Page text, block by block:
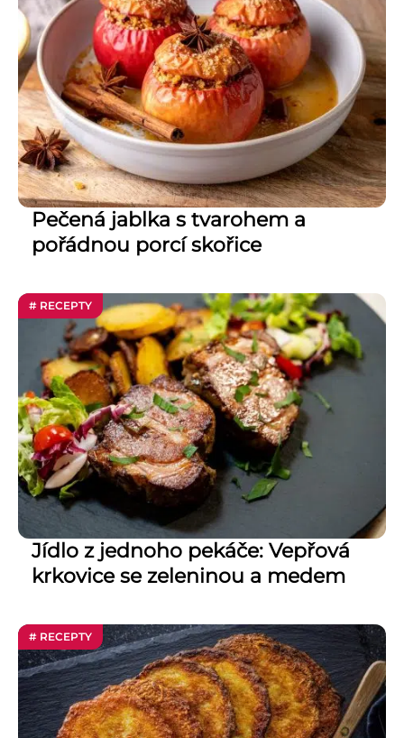
Pečená jablka s tvarohem a
pořádnou porcí skořice
# RECEPTY
Jídlo z jednoho pekáče: Vepřová
krkovice se zeleninou a medem
# RECEPTY